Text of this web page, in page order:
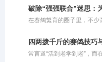
的行径，不仅践踏了体育
度上被严厉禁止。
破除“强强联合”迷思：
在赛鸽繁育的圈子里，不
级战将。在他们的惯性思维
峰实力，子代自然应当集齐
这种盲目自信当头棒喝。那
四两拨千斤的赛鸽技巧
常言道“活到老学到老”，而